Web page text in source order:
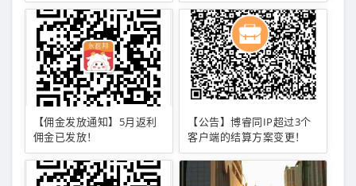
【佣金发放通知】5月返利
佣金已发放！
【公告】博睿同IP超过3个
客户端的结算方案变更！